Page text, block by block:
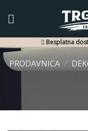
Besplatna
PRODAVNICA /